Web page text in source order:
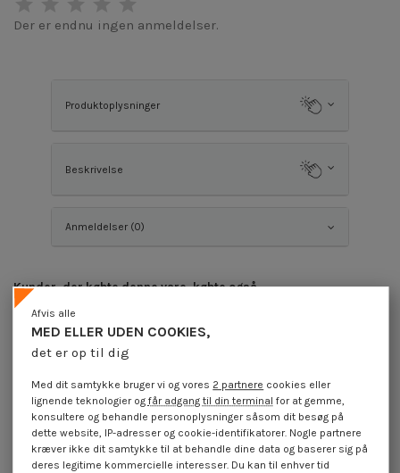
Der er endnu ingen anmeldelser.
Produktoplysninger
Beskrivelse
Anmeldelser (0)
Kunder, der købte denne vare, købte også
-12%
MED ELLER UDEN COOKIES,
det er op til dig
Afvis alle
Med dit samtykke bruger vi og vores 2 partnere cookies eller
lignende teknologier ogfår adgang til din terminal for at gemme,
konsultere og behandle personoplysninger såsom dit besøg på
dette website, IP-adresser og cookie-identifikatorer. Nogle partnere
kræver ikke dit samtykke til at behandle dine data og baserer sig på
deres legitime kommercielle interesser. Du kan til enhver tid